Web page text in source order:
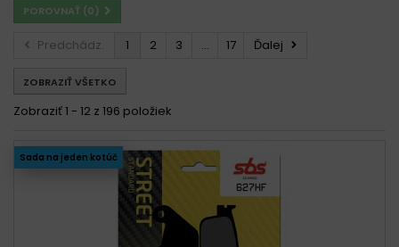
POROVNAŤ (0)
Predchádz. 1 2 3 ... 17 Ďalej
ZOBRAZIŤ VŠETKO
Zobraziť 1 - 12 z 196 položiek
Sada na jeden kotúč